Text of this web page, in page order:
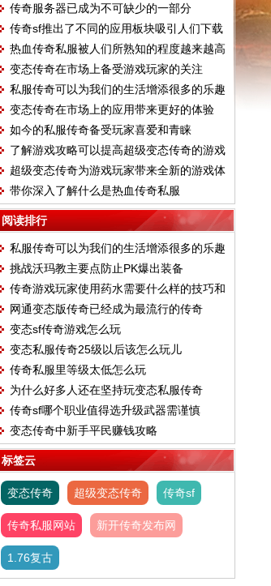
传奇服务器已成为不可缺少的一部分
传奇sf推出了不同的应用板块吸引人们下载
热血传奇私服被人们所熟知的程度越来越高
变态传奇在市场上备受游戏玩家的关注
私服传奇可以为我们的生活增添很多的乐趣
变态传奇在市场上的应用带来更好的体验
如今的私服传奇备受玩家喜爱和青睐
了解游戏攻略可以提高超级变态传奇的游戏
水平
超级变态传奇为游戏玩家带来全新的游戏体
验
带你深入了解什么是热血传奇私服
阅读排行
私服传奇可以为我们的生活增添很多的乐趣
挑战沃玛教主要点防止PK爆出装备
传奇游戏玩家使用药水需要什么样的技巧和
方式能快速通关
网通变态版传奇已经成为最流行的传奇
变态sf传奇游戏怎么玩
变态私服传奇25级以后该怎么玩儿
传奇私服里等级太低怎么玩
为什么好多人还在坚持玩变态私服传奇
传奇sf哪个职业值得选升级武器需谨慎
变态传奇中新手平民赚钱攻略
标签云
变态传奇 超级变态传奇 传奇sf
传奇私服网站 新开传奇发布网
1.76复古